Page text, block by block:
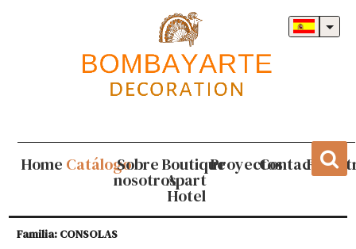
Home CatálogoSobre
nosotros
Boutique
Apart
Hotel
ProyectosContacto
Familia: CONSOLAS